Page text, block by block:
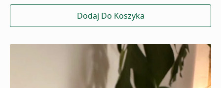
Dodaj Do Koszyka